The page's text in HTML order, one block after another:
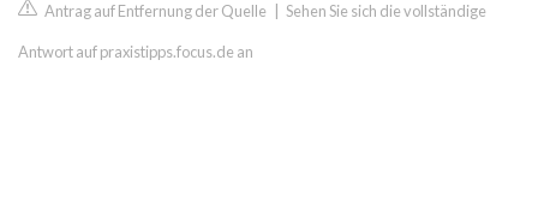
Antrag auf Entfernung der Quelle Sehen Sie sich die vollständige
Antwort auf praxistipps.focus.de an